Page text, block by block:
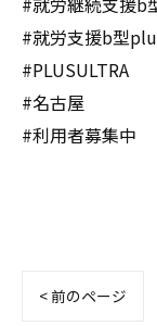
#就労支援b型
#PLUSULTRA
#名古屋
#利用者募集中
< 前のページ